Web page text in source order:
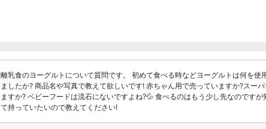
離乳食のヨーグルトについて質問です。 初めて食べる時などヨーグルトは何を使
ましたか? 商品名や写真で教えて欲しいです! 赤ちゃん用で売っていますか?スーパ
ますか? ベビーフードは流石にないですよね?💦 食べるのはもう少し先なのですが
て持っていたいので教えてください!